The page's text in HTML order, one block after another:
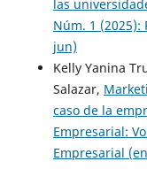
las
Núm. 1 (2025):
jun)
Kelly Yanina
Salazar,
caso de la
Empresarial:
Empresarial